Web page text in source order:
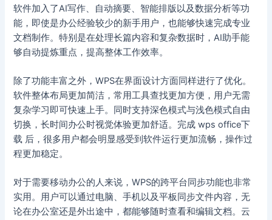
软件加入了AI写作、自动摘要、智能排版以及数据分析等功
能，即使是办公经验较少的新手用户，也能够快速完成专业
文档制作。特别是在处理长篇内容和复杂数据时，AI助手能
够自动提炼重点，提高整体工作效率。
除了功能丰富之外，WPS在界面设计方面同样进行了优化。
软件整体布局更加简洁，常用工具查找更加方便，用户无需
复杂学习即可快速上手。同时支持深色模式与浅色模式自由
切换，长时间办公时视觉体验更加舒适。完成 wps office下
载 后，很多用户都会明显感受到软件运行更加流畅，操作过
程更加稳定。
对于需要移动办公的人来说，WPS的跨平台同步功能也非常
实用。用户可以通过电脑、手机以及平板同步文件内容，无
论在办公室还是外出途中，都能够随时查看和编辑文档。云